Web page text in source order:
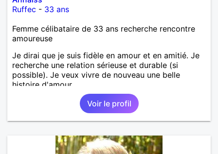
Ruffec - 33 ans
Femme célibataire de 33 ans recherche rencontre
amoureuse
Je dirai que je suis fidèle en amour et en amitié. Je
recherche une relation sérieuse et durable (si
possible). Je veux vivre de nouveau une belle
histoire d'amour.
Voir le profil